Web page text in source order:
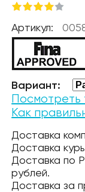
Артикул:
Вариант:
Посмотреть
Как
Доставка
Доставка
Доставка по
рублей.
Доставка за